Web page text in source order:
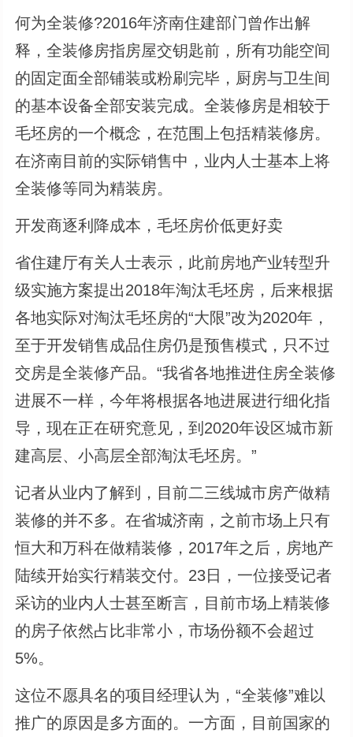
何为全装修?2016年济南住建部门曾作出解
释，全装修房指房屋交钥匙前，所有功能空间
的固定面全部铺装或粉刷完毕，厨房与卫生间
的基本设备全部安装完成。全装修房是相较于
毛坯房的一个概念，在范围上包括精装修房。
在济南目前的实际销售中，业内人士基本上将
全装修等同为精装房。
开发商逐利降成本，毛坯房价低更好卖
省住建厅有关人士表示，此前房地产业转型升
级实施方案提出2018年淘汰毛坯房，后来根据
各地实际对淘汰毛坯房的“大限”改为2020年，
至于开发销售成品住房仍是预售模式，只不过
交房是全装修产品。“我省各地推进住房全装修
进展不一样，今年将根据各地进展进行细化指
导，现在正在研究意见，到2020年设区城市新
建高层、小高层全部淘汰毛坯房。”
记者从业内了解到，目前二三线城市房产做精
装修的并不多。在省城济南，之前市场上只有
恒大和万科在做精装修，2017年之后，房地产
陆续开始实行精装交付。23日，一位接受记者
采访的业内人士甚至断言，目前市场上精装修
的房子依然占比非常小，市场份额不会超过
5%。
这位不愿具名的项目经理认为，“全装修”难以
推广的原因是多方面的。一方面，目前国家的